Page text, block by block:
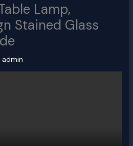
Lamp,
Stained Glass
admin